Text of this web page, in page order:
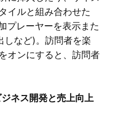
イルと組み合わせた
プレーヤーを表示また
しなど)。訪問者を楽
オンにすると、訪問者
ネス開発と売上向上